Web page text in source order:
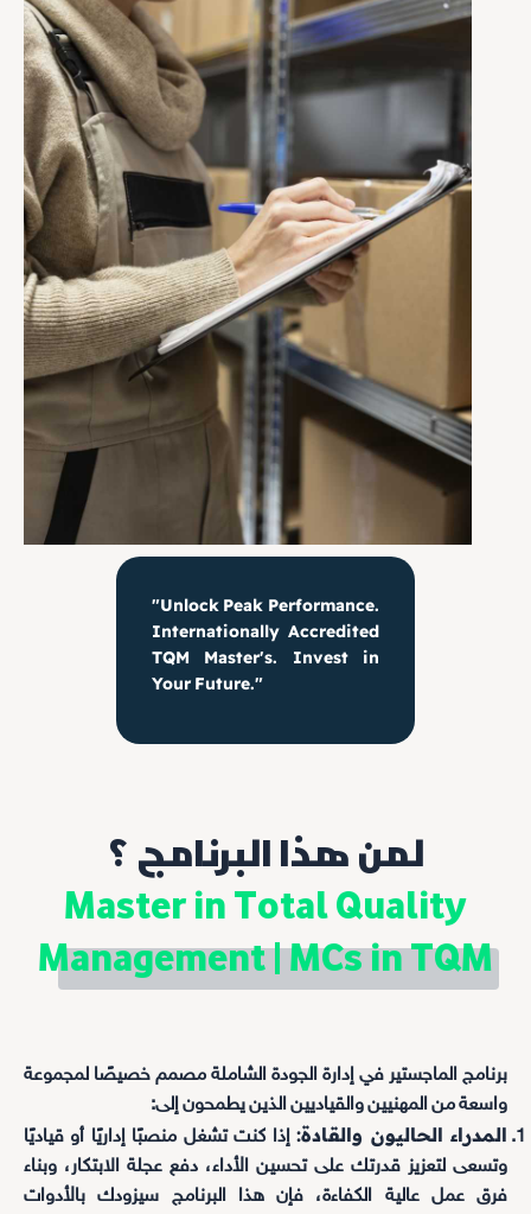
"Unlock Peak Performance.
Internationally Accredited
TQM Master's. Invest in
Your Future."
لمن هذا البرنامج ؟
Master in Total Quality
Management | MCs in TQM
برنامج الماجستير في إدارة الجودة الشاملة مصمم خصيصًا لمجموعة
واسعة من المهنيين والقياديين الذين يطمحون إلى:
المدراء الحاليون والقادة:إذا كنت تشغل منصبًا إداريًا أو قياديًا
وتسعى لتعزيز قدرتك على تحسين الأداء، دفع عجلة الابتكار، وبناء
فرق عمل عالية الكفاءة، فإن هذا البرنامج سيزودك بالأدوات